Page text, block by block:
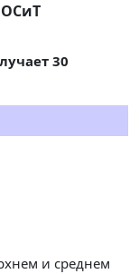
30
и среднем